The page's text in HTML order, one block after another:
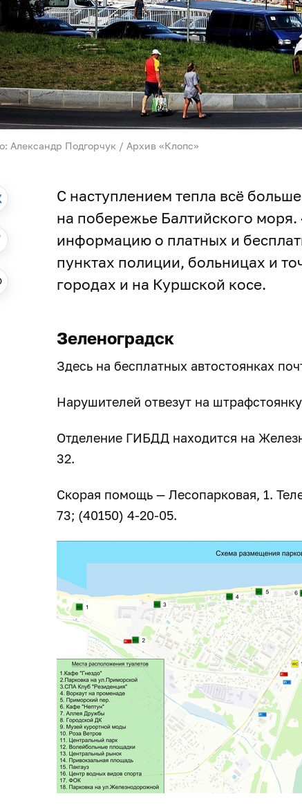
Александр Подгорчук / Архив «Клопс»
С наступлением тепла всё
на побережье Балтийского
информацию о платных и
пунктах полиции, больницах и
городах и на Куршской косе.
Зеленоградск
Здесь на бесплатных автостоянках
Нарушителей отвезут на
Отделение ГИБДД находится на
32.
Скорая помощь — Лесопарковая, 1.
73; (40150) 4-20-05.